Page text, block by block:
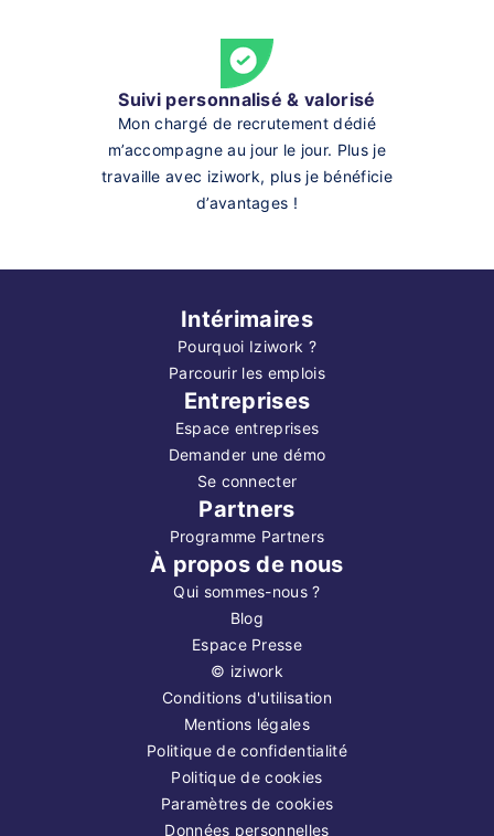
Suivi personnalisé & valorisé
Mon chargé de recrutement dédié
m’accompagne au jour le jour. Plus je
travaille avec iziwork, plus je bénéficie
d’avantages !
Intérimaires
Pourquoi Iziwork ?
Parcourir les emplois
Entreprises
Espace entreprises
Demander une démo
Se connecter
Partners
Programme Partners
À propos de nous
Qui sommes-nous ?
Blog
Espace Presse
© iziwork
Conditions d'utilisation
Mentions légales
Politique de confidentialité
Politique de cookies
Paramètres de cookies
Données personnelles